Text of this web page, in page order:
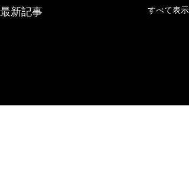
最新記事 すべて表示